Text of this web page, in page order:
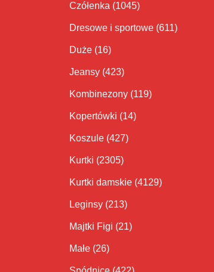
Czółenka (1045)
Dresowe i sportowe (611)
Duże (16)
Jeansy (423)
Kombinezony (119)
Kopertówki (14)
Koszule (427)
Kurtki (2305)
Kurtki damskie (4129)
Leginsy (213)
Majtki Figi (21)
Małe (26)